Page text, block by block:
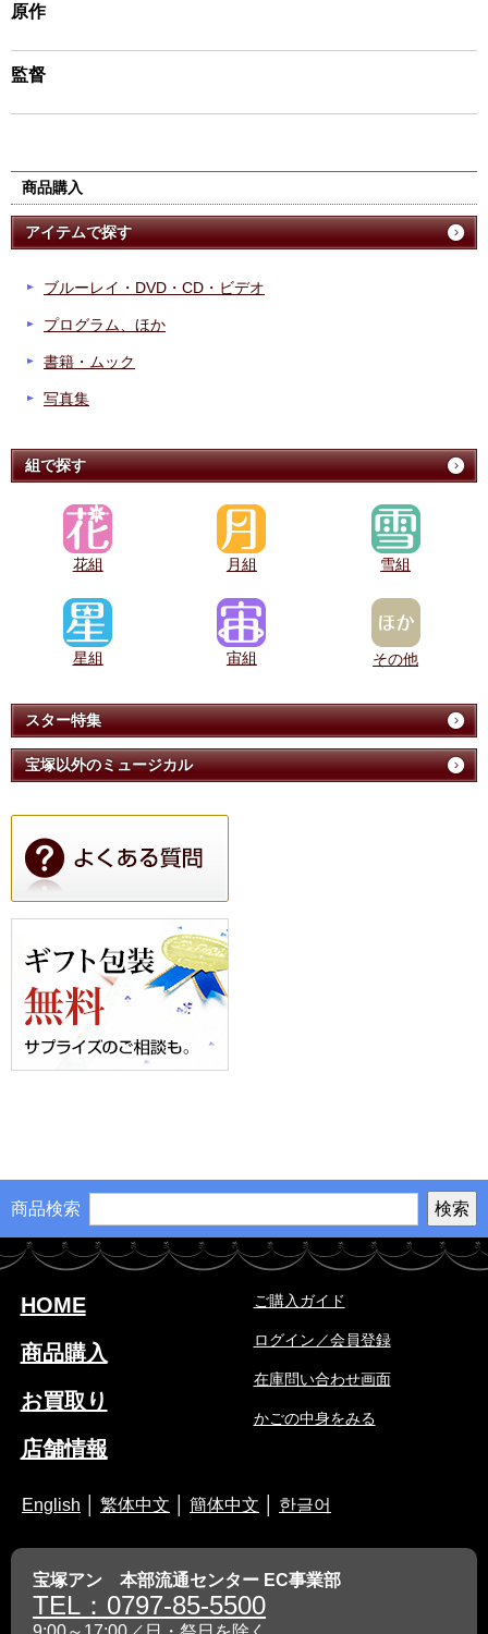
原作
監督
商品購入
アイテムで探す
ブルーレイ・DVD・CD・ビデオ
プログラム、ほか
書籍・ムック
写真集
組で探す
花組 月組 雪組
星組 宙組 その他
スター特集
宝塚以外のミュージカル
商品検索
HOME
商品購入
お買取り
店舗情報
ご購入ガイド
ログイン／会員登録
在庫問い合わせ画面
かごの中身をみる
English 繁体中文 簡体中文 한글어
宝塚アン 本部流通センター EC事業部
TEL：0797-85-5500